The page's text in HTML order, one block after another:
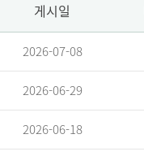
게시일
2026-07-08
2026-06-29
2026-06-18